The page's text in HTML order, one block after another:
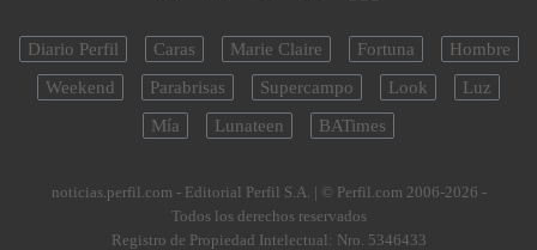
Diario Perfil Caras Marie Claire Fortuna
Hombre
Weekend
Parabrisas Supercampo Look
Luz
Mía
Lunateen BATimes
noticias.perfil.com - Editorial Perfil S.A. | © Perfil.com 2006-2026 -
Todos los derechos reservados
Registro de Propiedad Intelectual: Nro. 5346433